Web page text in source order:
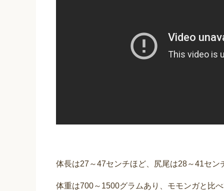
体長は27～47センチほど、尻尾は28～41セン
体重は700～1500グラムあり、モモンガと比